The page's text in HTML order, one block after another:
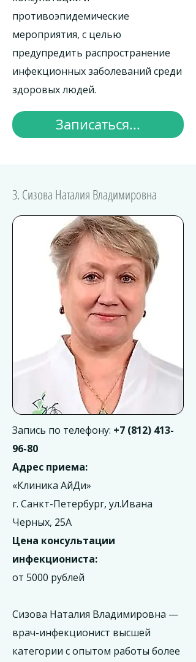
противоэпидемические
мероприятия, с целью
предупредить распространение
инфекционных заболеваний среди
здоровых людей.
Записаться...
3. Сизова Наталия Владимировна
Запись по телефону: +7 (812) 413-
96-80
Адрес приема:
«Клиника АйДи»
г. Санкт-Петербург, ул.Ивана
Черных, 25А
Цена консультации
инфекциониста:
от 5000 рублей
Сизова Наталия Владимировна —
врач-инфекционист высшей
категории с опытом работы более